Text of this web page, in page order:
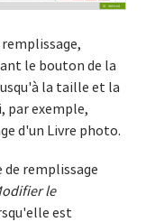
le bouton de la
la taille et la
par exemple,
d'un Livre photo.
de remplissage
le
est